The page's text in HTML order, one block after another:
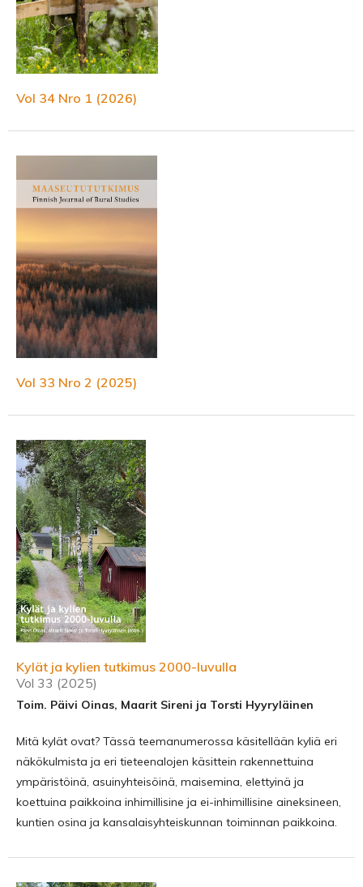
Vol 34 Nro 1 (2026)
Vol 33 Nro 2 (2025)
Kylät ja kylien tutkimus 2000-luvulla
Vol 33 (2025)
Toim. Päivi Oinas, Maarit Sireni ja Torsti Hyyryläinen
Mitä kylät ovat? Tässä teemanumerossa käsitellään kyliä eri
näkökulmista ja eri tieteen­alojen käsittein rakennettuina
ympäristöinä, asuinyhteisöinä, maisemina, elettyinä ja
koettuina paikkoina inhimillisine ja ei-inhimillisine aineksineen,
kuntien osina ja kansalais­yhteiskunnan toiminnan paikkoina.